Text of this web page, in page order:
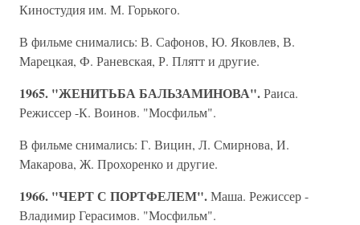
Киностудия им. М. Горького.
В фильме снимались: В. Сафонов, Ю. Яковлев, В.
Марецкая, Ф. Раневская, Р. Плятт и другие.
1965. "ЖЕНИТЬБА БАЛЬЗАМИНОВА".Раиса.
Режиссер -К. Воинов. "Мосфильм".
В фильме снимались: Г. Вицин, Л. Смирнова, И.
Макарова, Ж. Прохоренко и другие.
1966. "ЧЕРТ С ПОРТФЕЛЕМ".Маша. Режиссер -
Владимир Герасимов. "Мосфильм".